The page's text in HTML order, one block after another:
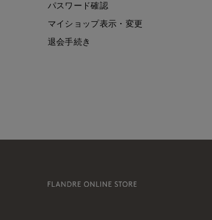
パスワード確認
マイショップ表示・変更
退会手続き